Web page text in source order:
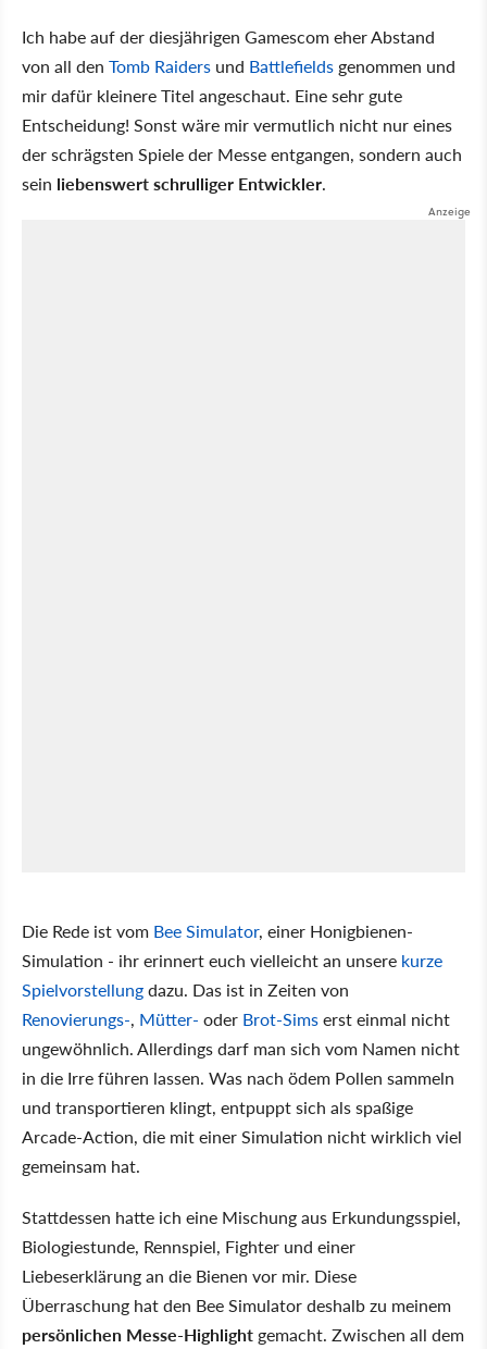
Ich habe auf der diesjährigen Gamescom eher Abstand
von all den Tomb Raiders und Battlefields genommen und
mir dafür kleinere Titel angeschaut. Eine sehr gute
Entscheidung! Sonst wäre mir vermutlich nicht nur eines
der schrägsten Spiele der Messe entgangen, sondern auch
sein liebenswert schrulliger Entwickler.
Die Rede ist vom Bee Simulator, einer Honigbienen-
Simulation - ihr erinnert euch vielleicht an unsere kurze
Spielvorstellungdazu. Das ist in Zeiten von
Renovierungs-, Mütter- oder Brot-Simserst einmal nicht
ungewöhnlich. Allerdings darf man sich vom Namen nicht
in die Irre führen lassen. Was nach ödem Pollen sammeln
und transportieren klingt, entpuppt sich als spaßige
Arcade-Action, die mit einer Simulation nicht wirklich viel
gemeinsam hat.
Stattdessen hatte ich eine Mischung aus Erkundungsspiel,
Biologiestunde, Rennspiel, Fighter und einer
Liebeserklärung an die Bienen vor mir. Diese
Überraschung hat den Bee Simulator deshalb zu meinem
persönlichen Messe-Highlight gemacht. Zwischen all dem